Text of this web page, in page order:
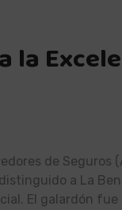
la
de Seguros
a La
El galardón